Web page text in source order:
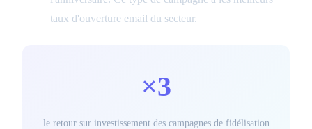
taux d'ouverture email du secteur.
×3
le retour sur investissement des campagnes de fidélisation